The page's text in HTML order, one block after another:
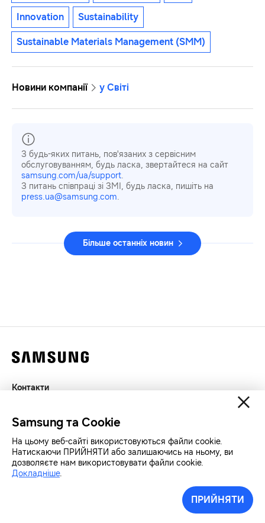
Innovation Sustainability
Sustainable Materials Management (SMM)
Новини компанії у Світі
З будь-яких питань, пов'язаних з сервісним
обслуговуванням, будь ласка, звертайтеся на сайт
samsung.com/ua/support.
З питань співпраці зі ЗМІ, будь ласка, пишіть на
press.ua@samsung.com.
Більше останніх новин
Контакти
Конфіденційність
SAMSUNG.COM
Авторські права© SAMSUNG Всі права захищенно.
Samsung та Cookie
На цьому веб-сайті використовуються файли cookie.
Натискаючи ПРИЙНЯТИ або залишаючись на ньому, ви
дозволяєте нам використовувати файли cookie.
Докладніше.
ПРИЙНЯТИ